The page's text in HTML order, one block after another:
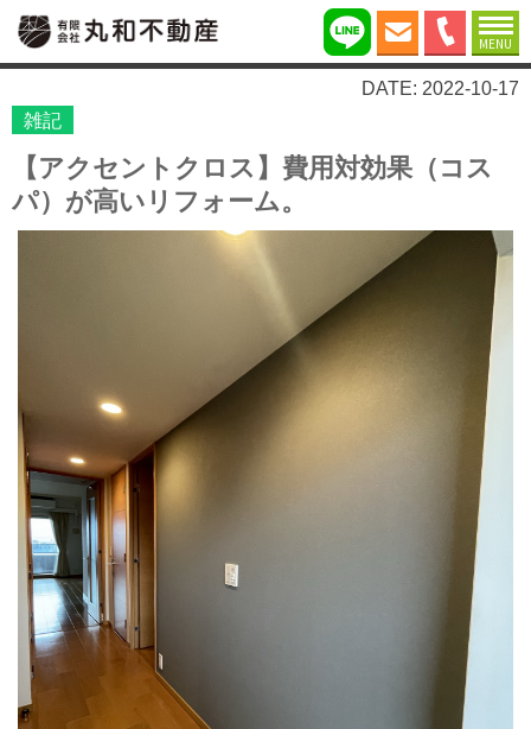
MENU
DATE: 2022-10-17
雑記
【アクセントクロス】費用対効果（コス
パ）が高いリフォーム。